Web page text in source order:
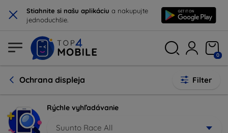
× Stiahnite si našu aplikáciu a nakupujte
jednoduchšie.
0
Ochrana displeja Filter
Rýchle vyhľadávanie
Suunto Race All